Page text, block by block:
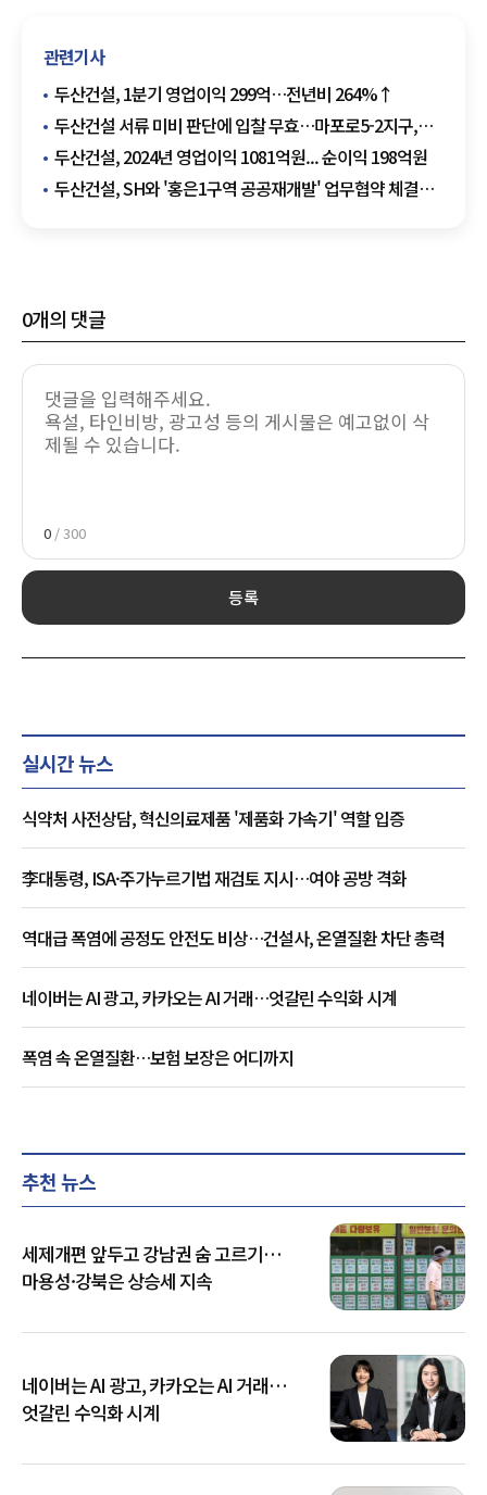
관련기사
두산건설, 1분기 영업이익 299억…전년비 264%↑
두산건설 서류 미비 판단에 입찰 무효…마포로5-2지구,
재입찰 추진
두산건설, 2024년 영업이익 1081억원... 순이익 198억원
두산건설, SH와 '홍은1구역 공공재개발' 업무협약 체결…
0개의 댓글
0 / 300
등록
실시간 뉴스
식약처 사전상담, 혁신의료제품 '제품화 가속기' 역할 입증
李대통령, ISA·주가누르기법 재검토 지시…여야 공방 격화
역대급 폭염에 공정도 안전도 비상…건설사, 온열질환 차단 총력
네이버는 AI 광고, 카카오는 AI 거래…엇갈린 수익화 시계
폭염 속 온열질환…보험 보장은 어디까지
추천 뉴스
세제개편 앞두고 강남권 숨 고르기…
마용성·강북은 상승세 지속
네이버는 AI 광고, 카카오는 AI 거래…
엇갈린 수익화 시계